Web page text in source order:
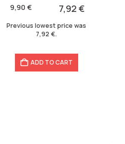
9,90 €
was:
9,90 €.
7,92€
7,92 €.
Previous lowest price was
7,92€.
ADD TO CART